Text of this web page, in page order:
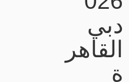
دبي
القاهر
ة